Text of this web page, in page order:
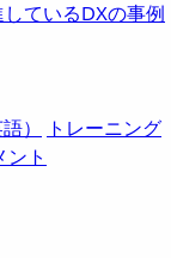
ているDXの事例
）
トレーニング
ント